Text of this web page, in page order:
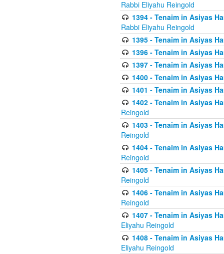
Rabbi Eliyahu Reingold
1394 - Tenaim in Asiyas
Rabbi Eliyahu Reingold
1395 - Tenaim in Asiyas
1396 - Tenaim in Asiyas
1397 - Tenaim in Asiyas
1400 - Tenaim in Asiyas
1401 - Tenaim in Asiyas
1402 - Tenaim in Asiyas
Reingold
1403 - Tenaim in Asiyas
Reingold
1404 - Tenaim in Asiyas
Reingold
1405 - Tenaim in Asiyas
Reingold
1406 - Tenaim in Asiyas
Reingold
1407 - Tenaim in Asiyas
Eliyahu Reingold
1408 - Tenaim in Asiyas
Eliyahu Reingold